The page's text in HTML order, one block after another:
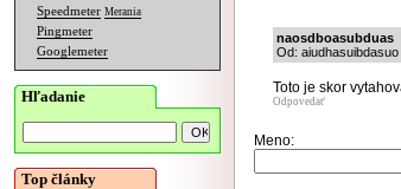
Speedmeter Merania
Pingmeter
Googlemeter
Hľadanie
Top články
naosdboasubduas
Od:
Toto je skor
Odpovedať
Meno: